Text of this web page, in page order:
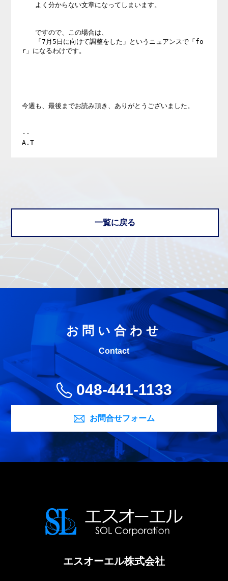
よく分からない文章になってしまいます。
ですので、この場合は、
「7月5日に向けて調整をした」というニュアンスで「fo
r」になるわけです。
今週も、最後までお読み頂き、ありがとうございました。
--
A.T
一覧に戻る
お問い合わせ
Contact
048-441-1133
お問合せフォーム
エスオーエル株式会社